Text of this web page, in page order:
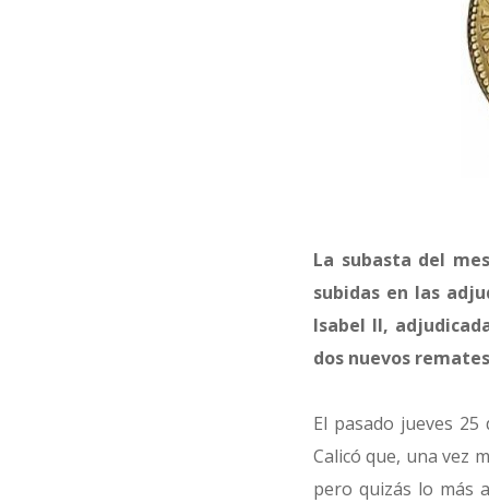
La subasta del
subidas en las
Isabel II,
dos nuevos
El pasado jueves
Calicó que, una vez
pero quizás lo más